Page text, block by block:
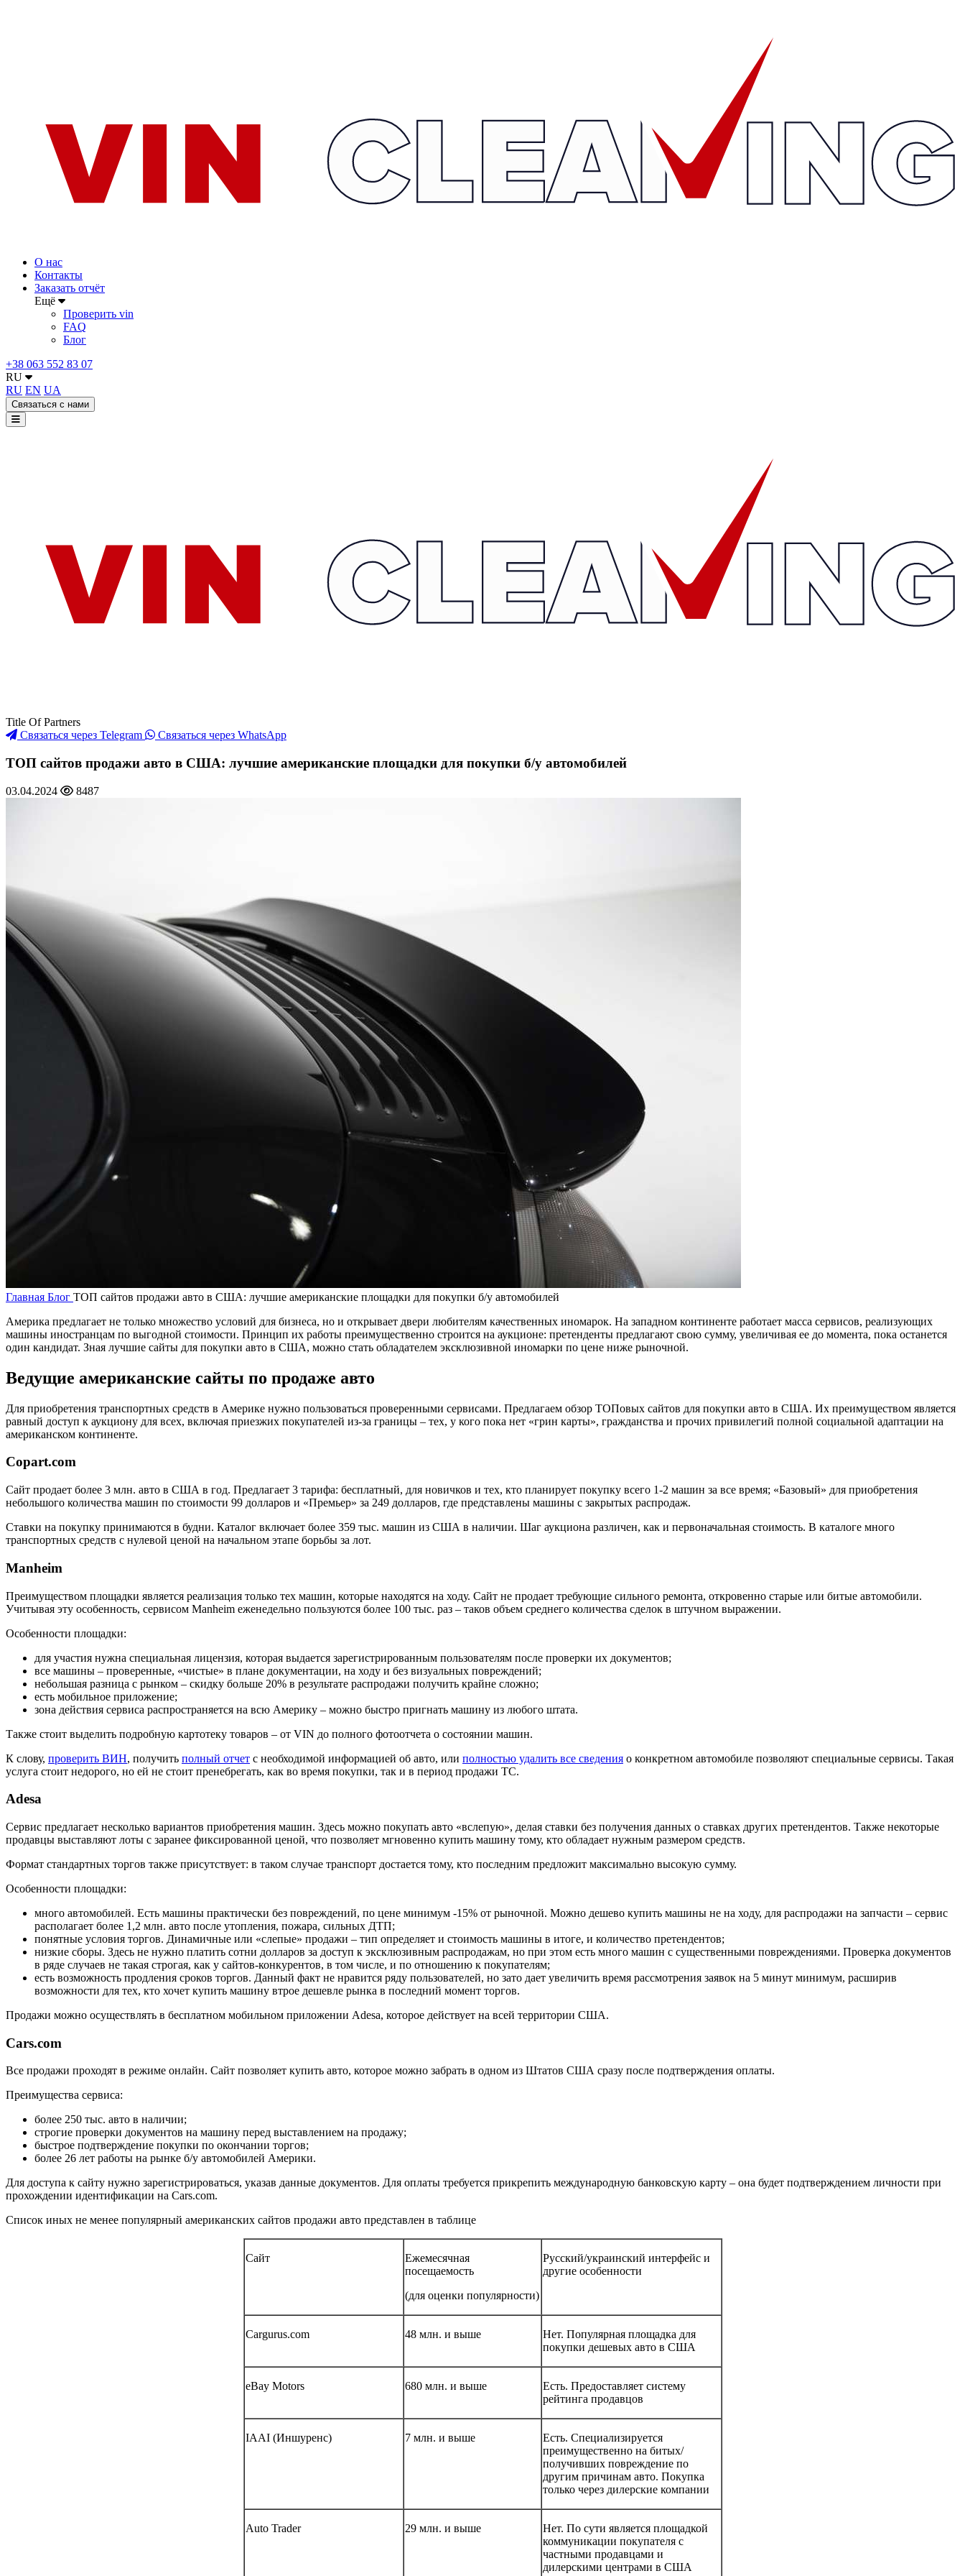
О нас
Контакты
Заказать отчёт
Ещё
Проверить vin
FAQ
Блог
+38 063 552 83 07
RU
RU EN UA
Связаться с нами
Title Of Partners
Связаться через Telegram
Связаться через WhatsApp
ТОП сайтов продажи авто в США: лучшие американские площадки для покупки б/у автомобилей
03.04.2024 8487
Главная Блог ТОП сайтов продажи авто в США: лучшие американские площадки для покупки б/у автомобилей
Америка предлагает не только множество условий для бизнеса, но и открывает двери любителям качественных иномарок. На западном континенте работает масса сервисов, реализующих
машины иностранцам по выгодной стоимости. Принцип их работы преимущественно строится на аукционе: претенденты предлагают свою сумму, увеличивая ее до момента, пока останется
один кандидат. Зная лучшие сайты для покупки авто в США, можно стать обладателем эксклюзивной иномарки по цене ниже рыночной.
Ведущие американские сайты по продаже авто
Для приобретения транспортных средств в Америке нужно пользоваться проверенными сервисами. Предлагаем обзор ТОПовых сайтов для покупки авто в США. Их преимуществом является
равный доступ к аукциону для всех, включая приезжих покупателей из-за границы – тех, у кого пока нет «грин карты», гражданства и прочих привилегий полной социальной адаптации на
американском континенте.
Copart.com
Сайт продает более 3 млн. авто в США в год. Предлагает 3 тарифа: бесплатный, для новичков и тех, кто планирует покупку всего 1-2 машин за все время; «Базовый» для приобретения
небольшого количества машин по стоимости 99 долларов и «Премьер» за 249 долларов, где представлены машины с закрытых распродаж.
Ставки на покупку принимаются в будни. Каталог включает более 359 тыс. машин из США в наличии. Шаг аукциона различен, как и первоначальная стоимость. В каталоге много
транспортных средств с нулевой ценой на начальном этапе борьбы за лот.
Manheim
Преимуществом площадки является реализация только тех машин, которые находятся на ходу. Сайт не продает требующие сильного ремонта, откровенно старые или битые автомобили.
Учитывая эту особенность, сервисом Manheim еженедельно пользуются более 100 тыс. раз – таков объем среднего количества сделок в штучном выражении.
Особенности площадки:
для участия нужна специальная лицензия, которая выдается зарегистрированным пользователям после проверки их документов;
все машины – проверенные, «чистые» в плане документации, на ходу и без визуальных повреждений;
небольшая разница с рынком – скидку больше 20% в результате распродажи получить крайне сложно;
есть мобильное приложение;
зона действия сервиса распространяется на всю Америку – можно быстро пригнать машину из любого штата.
Также стоит выделить подробную картотеку товаров – от VIN до полного фотоотчета о состоянии машин.
К слову, проверить ВИН, получить полный отчет с необходимой информацией об авто, или полностью удалить все сведения о конкретном автомобиле позволяют специальные сервисы. Такая
услуга стоит недорого, но ей не стоит пренебрегать, как во время покупки, так и в период продажи ТС.
Adesa
Сервис предлагает несколько вариантов приобретения машин. Здесь можно покупать авто «вслепую», делая ставки без получения данных о ставках других претендентов. Также некоторые
продавцы выставляют лоты с заранее фиксированной ценой, что позволяет мгновенно купить машину тому, кто обладает нужным размером средств.
Формат стандартных торгов также присутствует: в таком случае транспорт достается тому, кто последним предложит максимально высокую сумму.
Особенности площадки:
много автомобилей. Есть машины практически без повреждений, по цене минимум -15% от рыночной. Можно дешево купить машины не на ходу, для распродажи на запчасти – сервис
располагает более 1,2 млн. авто после утопления, пожара, сильных ДТП;
понятные условия торгов. Динамичные или «слепые» продажи – тип определяет и стоимость машины в итоге, и количество претендентов;
низкие сборы. Здесь не нужно платить сотни долларов за доступ к эксклюзивным распродажам, но при этом есть много машин с существенными повреждениями. Проверка документов
в ряде случаев не такая строгая, как у сайтов-конкурентов, в том числе, и по отношению к покупателям;
есть возможность продления сроков торгов. Данный факт не нравится ряду пользователей, но зато дает увеличить время рассмотрения заявок на 5 минут минимум, расширив
возможности для тех, кто хочет купить машину втрое дешевле рынка в последний момент торгов.
Продажи можно осуществлять в бесплатном мобильном приложении Adesa, которое действует на всей территории США.
Cars.com
Все продажи проходят в режиме онлайн. Сайт позволяет купить авто, которое можно забрать в одном из Штатов США сразу после подтверждения оплаты.
Преимущества сервиса:
более 250 тыс. авто в наличии;
строгие проверки документов на машину перед выставлением на продажу;
быстрое подтверждение покупки по окончании торгов;
более 26 лет работы на рынке б/у автомобилей Америки.
Для доступа к сайту нужно зарегистрироваться, указав данные документов. Для оплаты требуется прикрепить международную банковскую карту – она будет подтверждением личности при
прохождении идентификации на Cars.com.
Список иных не менее популярный американских сайтов продажи авто представлен в таблице
Сайт
Ежемесячная
посещаемость
(для оценки популярности)
Русский/украинский интерфейс и
другие особенности
Cargurus.com 48 млн. и выше
Нет. Популярная площадка для
покупки дешевых авто в США
eBay Motors 680 млн. и выше
Есть. Предоставляет систему
рейтинга продавцов
IAAI (Иншуренс) 7 млн. и выше
Есть. Специализируется
преимущественно на битых/
получивших повреждение по
другим причинам авто. Покупка
только через дилерские компании
Auto Trader 29 млн. и выше
Нет. По сути является площадкой
коммуникации покупателя с
частными продавцами и
дилерскими центрами в США